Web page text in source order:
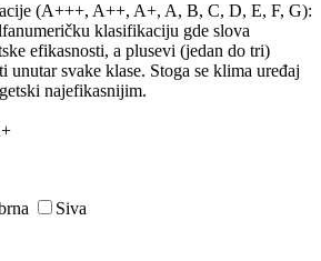
(A+++, A++, A+, A, B, C, D, E, F, G):
klasifikaciju gde slova
efikasnosti, a plusevi (jedan do tri)
svake klase. Stoga se klima uređaj
najefikasnijim.
Siva